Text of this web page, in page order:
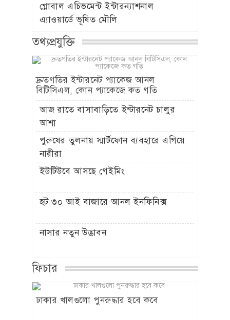
গ্লোবাল এচিভমেন্ট ইন্টারন্যাশনাল
এ্যাওয়ার্ডে ভূষিত মৌলি
তথ্যপ্রযুক্তি
দ্রুতগতির ইন্টারনেট প্যাকেজ আনল
বিটিসিএল, কোন প্যাকেজে কত গতি
আজ রাতে বাসাবাড়িতে ইন্টারনেট চালুর
আশা
পুরুষের তুলনায় স্মার্টফোন ব্যবহারে এগিয়ে
নারীরা
ইউটিউবে আসছে গেইমিং
হট ৩০ আই বাজারে আনল ইনফিনিক্স
নাসার নতুন উদ্ভাবন
ফিচার
ঢাকার খালগুলো পুনরুদ্ধার হবে কবে